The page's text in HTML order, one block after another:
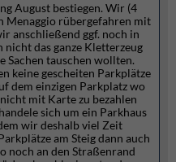
August bestiegen. Wir (4
Menaggio rübergefahren mit
anschließend ggf. noch in
das ganze Kletterzeug
Sachen tauschen wollten.
keine gescheiten Parkplätze
dem einzigen Parkplatz wo
mit Karte zu bezahlen
sich um ein Parkhaus
wir deshalb viel Zeit
am Steig dann auch
noch an den Straßenrand